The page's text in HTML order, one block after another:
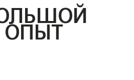
ОПЫТ